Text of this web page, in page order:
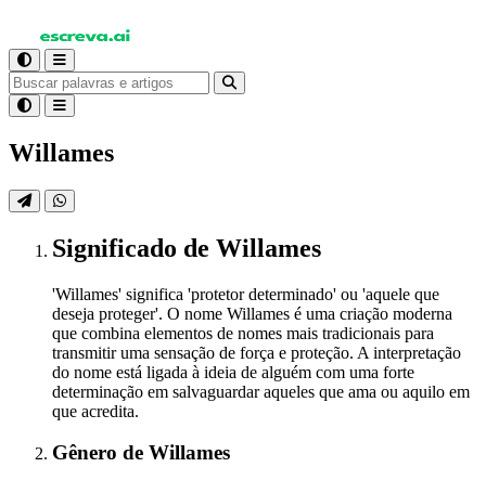
Willames
Significado de Willames
'Willames' significa 'protetor determinado' ou 'aquele que
deseja proteger'. O nome Willames é uma criação moderna
que combina elementos de nomes mais tradicionais para
transmitir uma sensação de força e proteção. A interpretação
do nome está ligada à ideia de alguém com uma forte
determinação em salvaguardar aqueles que ama ou aquilo em
que acredita.
Gênero de Willames